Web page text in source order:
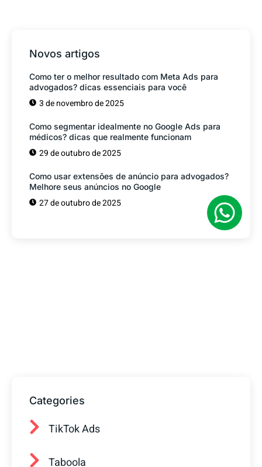
Novos artigos
Como ter o melhor resultado com Meta Ads para
advogados? dicas essenciais para você
3 de novembro de 2025
Como segmentar idealmente no Google Ads para
médicos? dicas que realmente funcionam
29 de outubro de 2025
Como usar extensões de anúncio para advogados?
Melhore seus anúncios no Google
27 de outubro de 2025
Categories
TikTok Ads
Taboola